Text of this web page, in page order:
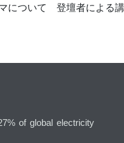
について 登壇者による
of global electricity